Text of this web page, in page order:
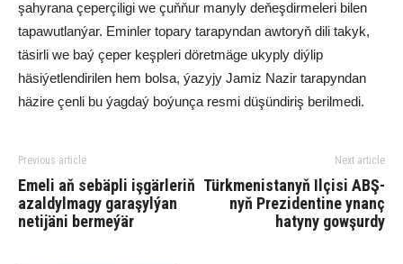
şahyrana çeperçiligi we çuňňur manyly deňeşdirmeleri bilen
tapawutlanýar. Eminler topary tarapyndan awtoryň dili takyk,
täsirli we baý çeper keşpleri döretmäge ukyply diýlip
häsiýetlendirilen hem bolsa, ýazyjy Jamiz Nazir tarapyndan
häzire çenli bu ýagdaý boýunça resmi düşündiriş berilmedi.
Previous article
Emeli aň sebäpli işgärleriň
azaldylmagy garaşylýan
netijäni bermeýär
Next article
Türkmenistanyň Ilçisi ABŞ-
nyň Prezidentine ynanç
hatyny gowşurdy